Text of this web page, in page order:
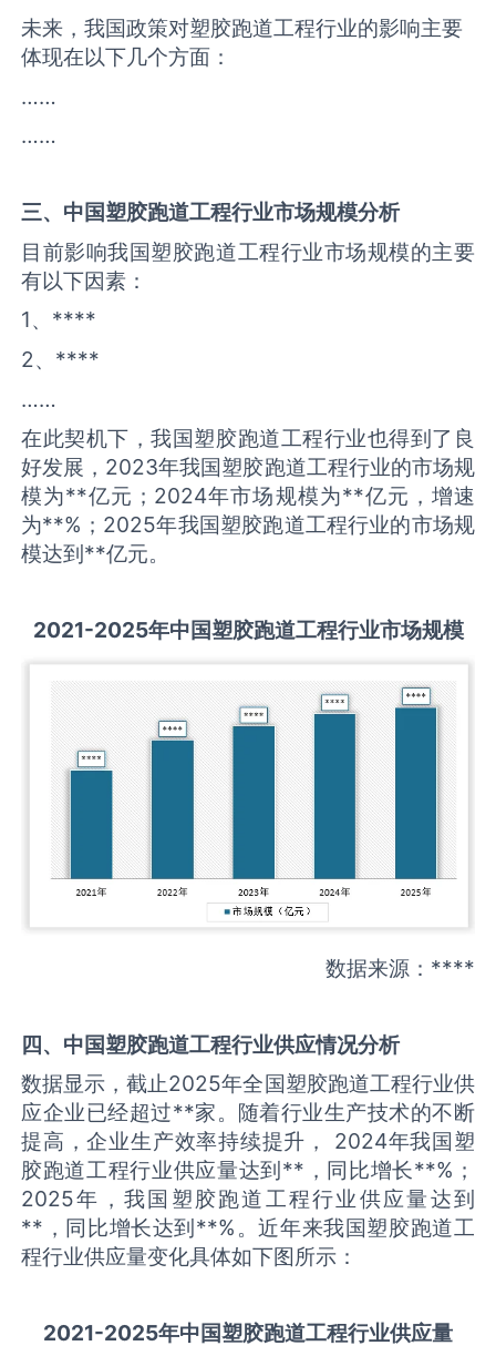
未来，我国政策对塑胶跑道工程行业的影响主要
体现在以下几个方面：
……
……
三、中国塑胶跑道工程行业市场规模分析
目前影响我国塑胶跑道工程行业市场规模的主要
有以下因素：
1、****
2、****
……
在此契机下，我国塑胶跑道工程行业也得到了良
好发展，2023年我国塑胶跑道工程行业的市场规
模为**亿元；2024年市场规模为**亿元，增速
为**%；2025年我国塑胶跑道工程行业的市场规
模达到**亿元。
2021-2025年中国塑胶跑道工程行业市场规模
数据来源：****
四、中国塑胶跑道工程行业供应情况分析
数据显示，截止2025年全国塑胶跑道工程行业供
应企业已经超过**家。随着行业生产技术的不断
提高，企业生产效率持续提升， 2024年我国塑
胶跑道工程行业供应量达到**，同比增长**%；
2025年，我国塑胶跑道工程行业供应量达到
**，同比增长达到**%。近年来我国塑胶跑道工
程行业供应量变化具体如下图所示：
2021-2025年中国塑胶跑道工程行业供应量